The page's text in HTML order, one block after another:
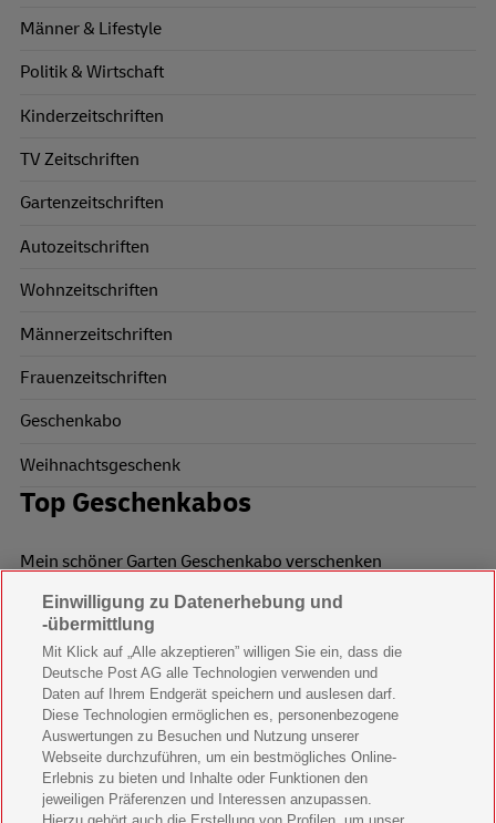
Männer & Lifestyle
Politik & Wirtschaft
Kinderzeitschriften
TV Zeitschriften
Gartenzeitschriften
Autozeitschriften
Wohnzeitschriften
Männerzeitschriften
Frauenzeitschriften
Geschenkabo
Weihnachtsgeschenk
Top Geschenkabos
Mein schöner Garten Geschenkabo verschenken
Wohnen & Garten Geschenkabo verschenken
Mein schönes Land Geschenkabo verschenken
Bild der Frau Geschenkabo verschenken
11 Freunde Geschenkabo verschenken
LEGO Ninjago Magazin Geschenkabo verschenken
Einwilligung zu Datenerhebung und
-übermittlung
Mit Klick auf „Alle akzeptieren” willigen Sie ein, dass die
Deutsche Post AG alle Technologien verwenden und
Daten auf Ihrem Endgerät speichern und auslesen darf.
Diese Technologien ermöglichen es, personenbezogene
Auswertungen zu Besuchen und Nutzung unserer
Webseite durchzuführen, um ein bestmögliches Online-
Erlebnis zu bieten und Inhalte oder Funktionen den
jeweiligen Präferenzen und Interessen anzupassen.